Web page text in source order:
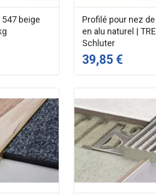
beige
Profilé pour nez
en alu naturel |
Schluter
39,85 €